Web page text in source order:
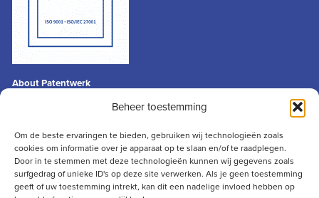
Beheer toestemming
Om de beste ervaringen te bieden, gebruiken wij technologieën zoals
cookies om informatie over je apparaat op te slaan en/of te raadplegen.
Door in te stemmen met deze technologieën kunnen wij gegevens zoals
surfgedrag of unieke ID's op deze site verwerken. Als je geen toestemming
geeft of uw toestemming intrekt, kan dit een nadelige invloed hebben op
About Patentwerk
Disclaimer
Contact
info@patentwerk.nl
+31 (0)73 691 13 50